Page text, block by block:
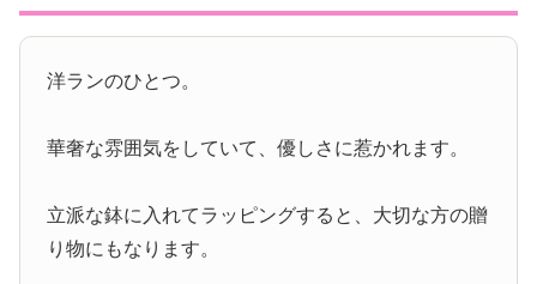
洋ランのひとつ。
華奢な雰囲気をしていて、優しさに惹かれます。
立派な鉢に入れてラッピングすると、大切な方の贈
り物にもなります。